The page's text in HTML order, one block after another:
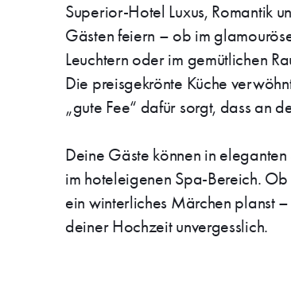
Superior-Hotel Luxus, Romantik
Gästen feiern – ob im
Leuchtern oder im gemütlichen
Die preisgekrönte Küche
„gute Fee“ dafür sorgt, dass an
Deine Gäste können in
im hoteleigenen Spa-Bereich.
ein winterliches Märchen planst
deiner Hochzeit unvergesslich.